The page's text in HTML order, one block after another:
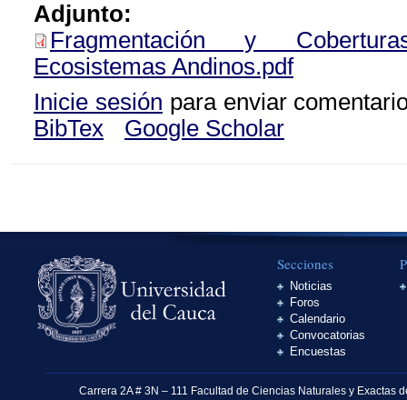
Adjunto:
Fragmentación y
Ecosistemas Andinos.pdf
Inicie sesión para enviar
BibTex
Google Scholar
Secciones
Noticias
Foros
Calendario
Convocatorias
Encuestas
Carrera 2A # 3N – 111 Facultad de Ciencias Naturales y